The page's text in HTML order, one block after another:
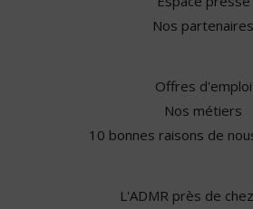
Nos partenaires
Offres d'emploi
Nos métiers
10 bonnes raisons de
L'ADMR près de